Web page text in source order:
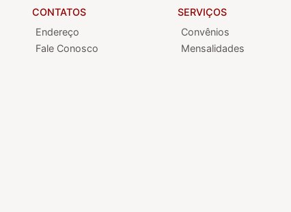
CONTATOS
Endereço
Fale Conosco
SERVIÇOS
Convênios
Mensalidades